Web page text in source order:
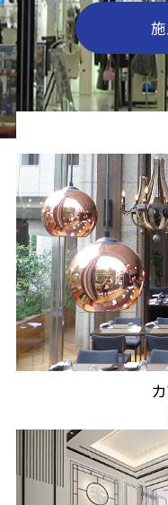
施工実績
ノウハウ
会社情報
事業所一覧
資
大